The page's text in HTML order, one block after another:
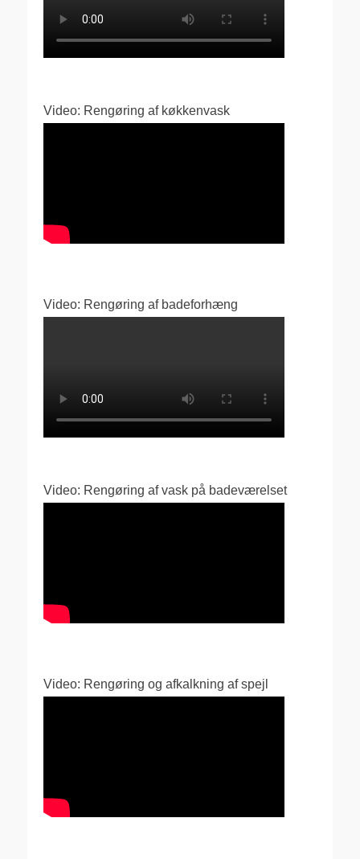
Video: Rengøring af køkkenvask
Video: Rengøring af badeforhæng
Video: Rengøring af vask på badeværelset
Video: Rengøring og afkalkning af spejl